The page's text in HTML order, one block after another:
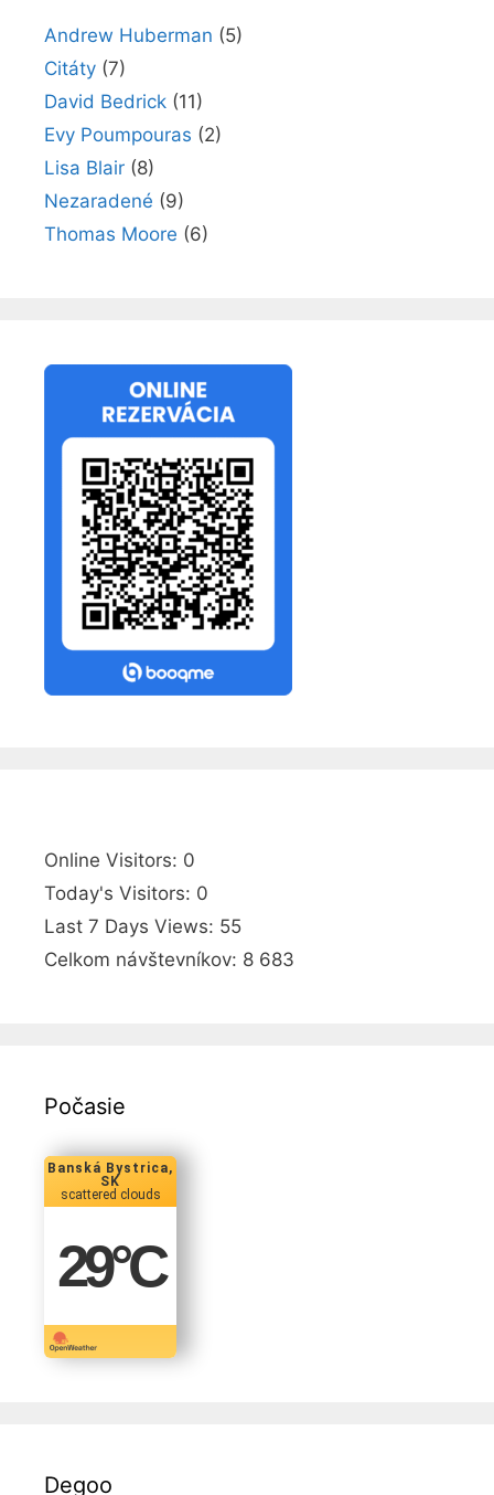
Andrew Huberman (5)
Citáty (7)
David Bedrick (11)
Evy Poumpouras (2)
Lisa Blair (8)
Nezaradené (9)
Thomas Moore (6)
Online Visitors: 0
Today's Visitors: 0
Last 7 Days Views: 55
Celkom návštevníkov: 8 683
Počasie
Banská Bystrica,
SK
scattered clouds
29°C
Degoo